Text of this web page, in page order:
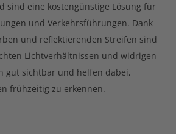
sind eine kostengünstige Lösung für
und Verkehrsführungen. Dank
und reflektierenden Streifen sind
Lichtverhältnissen und widrigen
gut sichtbar und helfen dabei,
frühzeitig zu erkennen.